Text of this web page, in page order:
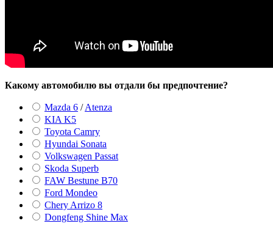
Какому автомобилю вы отдали бы предпочтение?
Mazda 6 /Atenza
KIA K5
Toyota Camry
Hyundai Sonata
Volkswagen Passat
Skoda Superb
FAW Bestune B70
Ford Mondeo
Chery Arrizo 8
Dongfeng Shine Max